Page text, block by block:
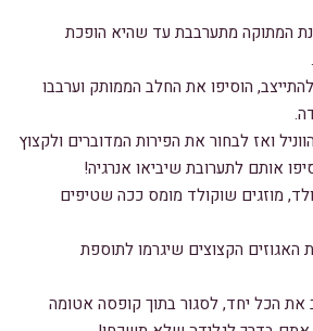
המתוקה מתערבבת עד שהיא הופכת
הוסיפו את החלב הממותק וערבבו
ואז לבחור את הפירות המדוברים ולקצוץ
אותם לתערובת שיביאו אנרגיה!
מוזגים שוקולד מומס ככה שטיפים
האגוזים הקצוצים שיגרמו לתוספת
את הכל יחד, לסגור בתוך קופסה אטומה